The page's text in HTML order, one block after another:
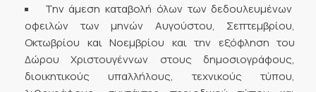
Την άμεση καταβολή όλων των δεδουλευμένων
οφειλών των μηνών Αυγούστου, Σεπτεμβρίου,
Οκτωβρίου και Νοεμβρίου και την εξόφληση του
Δώρου Χριστουγέννων στους δημοσιογράφους,
διοικητικούς υπαλλήλους, τεχνικούς τύπου,